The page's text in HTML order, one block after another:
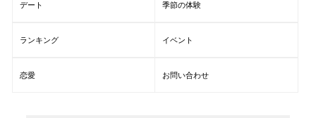
デート 季節の体験
ランキング イベント
恋愛 お問い合わせ